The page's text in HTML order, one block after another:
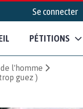
Se connecter
PÉTITIONS
l'homme
guez )